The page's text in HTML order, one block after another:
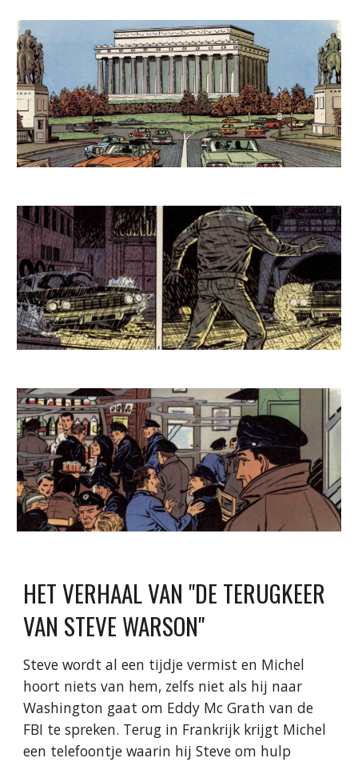
HET VERHAAL VAN "DE TERUGKEER
VAN STEVE WARSON"
Steve wordt al een tijdje vermist en Michel
hoort niets van hem, zelfs niet als hij naar
Washington gaat om Eddy Mc Grath van de
FBI te spreken. Terug in Frankrijk krijgt Michel
een telefoontje waarin hij Steve om hulp